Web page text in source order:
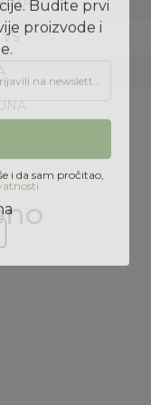
Budite prvi
proizvode i
Unesite Vašu e‑mail adresu da biste se prijavili na newsletter.